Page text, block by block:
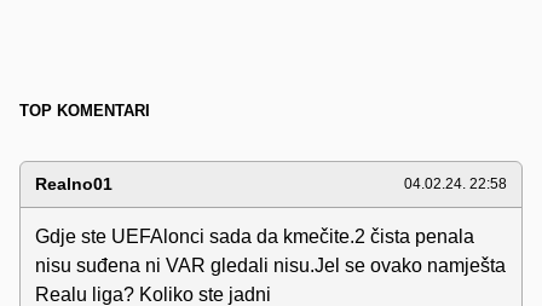
TOP KOMENTARI
Realno01 04.02.24. 22:58
Gdje ste UEFAlonci sada da kmečite.2 čista penala
nisu suđena ni VAR gledali nisu.Jel se ovako namješta
Realu liga? Koliko ste jadni